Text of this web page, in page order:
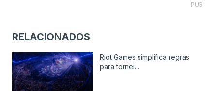
PUB
RELACIONADOS
Riot Games simplifica regras
para tornei...